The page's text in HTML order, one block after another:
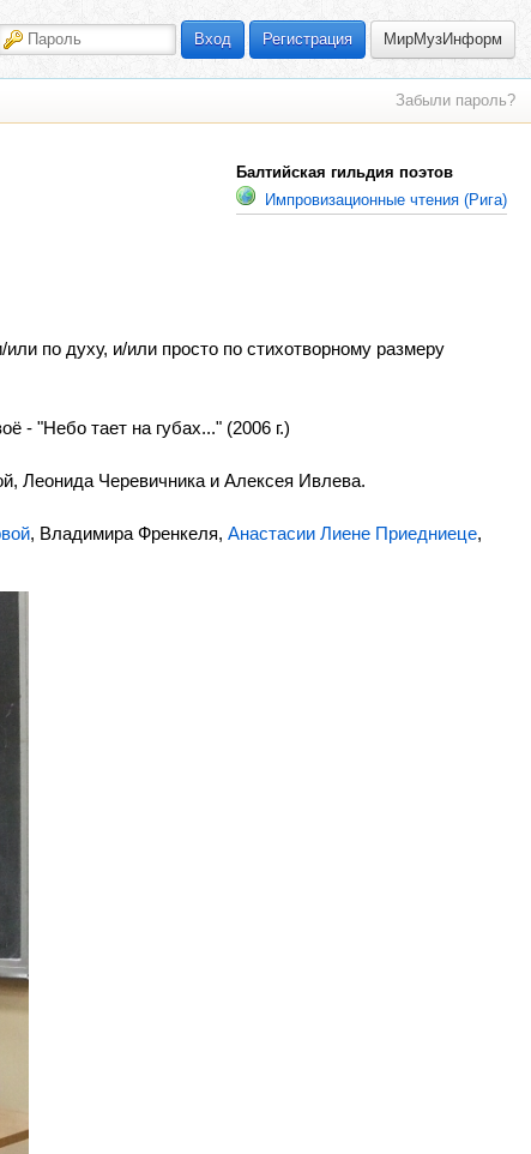
Вход Регистрация МирМузИнформ
Забыли пароль?
Балтийская гильдия поэтов
Импровизационные чтения (Рига)
по духу, и/или просто по стихотворному размеру
- "Небо тает на губах..." (2006 г.)
Леонида Черевичника и Алексея Ивлева.
, Владимира Френкеля, Анастасии Лиене Приедниеце,